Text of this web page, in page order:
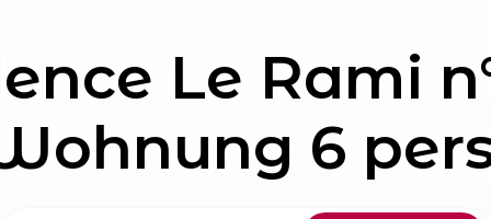
Le Rami
6